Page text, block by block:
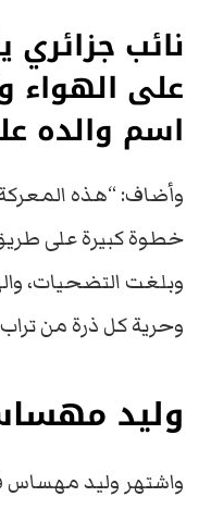
نائب جزائري
على الهواء
اسم والده
وأضاف: “هذه
خطوة كبيرة على
وبلغت التضحيات،
وحرية كل ذرة من
وليد